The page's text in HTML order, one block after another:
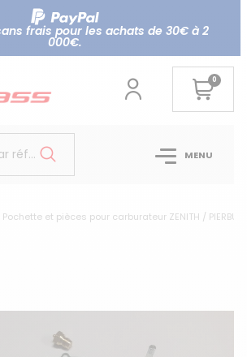
frais pour les achats de 30€ à 2
000€.
0
Rechercher par référence... MENU
Pochette et pièces pour carburateur ZENITH /